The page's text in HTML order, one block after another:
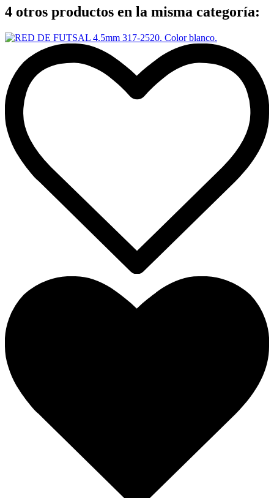
4 otros productos en la misma categoría: